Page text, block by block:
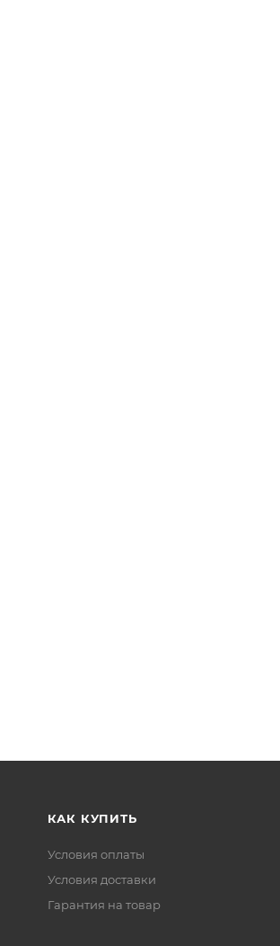
КАК КУПИТЬ
Условия оплаты
Условия доставки
Гарантия на товар